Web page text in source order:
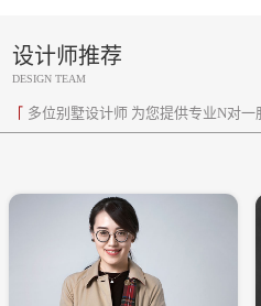
设计师推荐
DESIGN TEAM
多位别墅设计师 为您提供专业N对一